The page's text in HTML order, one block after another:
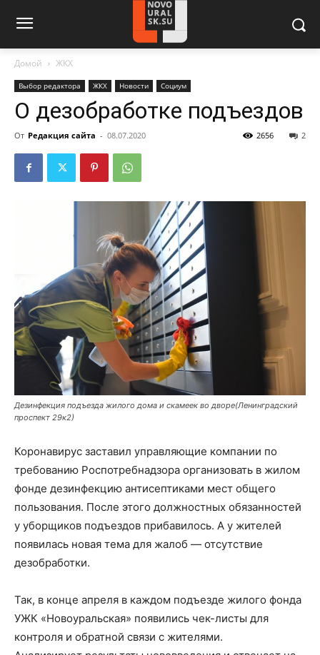
Домой ЖКХ
Выбор редактора ЖКХ Новости Социум
О дезобработке подъездов
От Редакция сайта - 08.07.2020 2
2656
Дезинфекция подъезда жилого дома и скамеек во дворе(Ленинградский
проспект 29к2)
Коронавирус заставил управляющие компании по
требованию Роспотребнадзора организовать в жилом
фонде дезинфекцию антисептиками мест общего
пользования. После этого должностных обязанностей
у уборщиков подъездов прибавилось. А у жителей
появилась новая тема для жалоб — отсутствие
дезобработки.
Так, в конце апреля в каждом подъезде жилого фонда
УЖК «Новоуральская» появились чек-листы для
контроля и обратной связи с жителями.